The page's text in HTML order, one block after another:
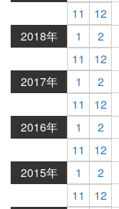
11
12
2018年
1 2
11
12
2017年
1 2
11
12
2016年
1 2
11
12
2015年
1 2
11
12